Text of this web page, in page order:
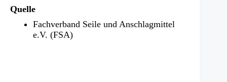
Quelle
Fachverband Seile und Anschlagmittel
e.V. (FSA)